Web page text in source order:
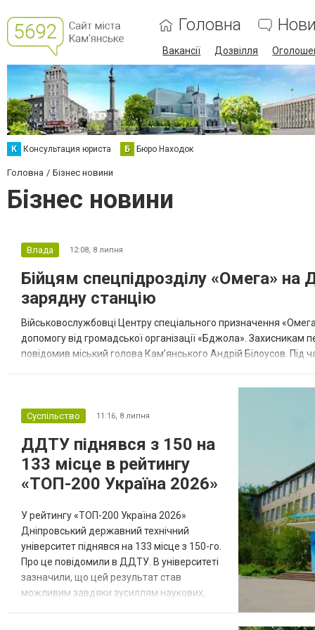
Головна
Вакансії Дозвілля
К Консультация юриста Б Бюро Находок
Головна Бізнес новини
Бізнес новини
Влада 12:08, 8 липня
Бійцям спецпідрозділу «Омега»
зарядну станцію
Військовослужбовці Центру спеціального призначення
допомогу від громадської організації «Бджола».
повідомив міський голова Кам’янського Андрій Білоусов. Під
Суспільство 11:16, 8 липня
ДДТУ піднявся з 150 на
133 місце в рейтингу
«ТОП-200 Україна 2026»
У рейтингу «ТОП-200 Україна 2026»
Дніпровський державний технічний
університет піднявся на 133 місце з 150-го.
Про це повідомили в ДДТУ. В університеті
зазначили, що цей результат став
можливим завдяки зусиллям наукових,